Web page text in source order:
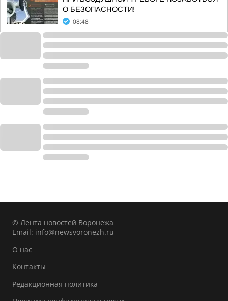
О БЕЗОПАСНОСТИ!
08:48
© Лента новостей Воронежа
Email: info@newsvoronezh.ru
О нас
Контакты
Редакционная политика